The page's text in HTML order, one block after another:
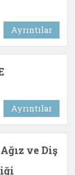
Ayrıntılar
Ayrıntılar
ve Diş